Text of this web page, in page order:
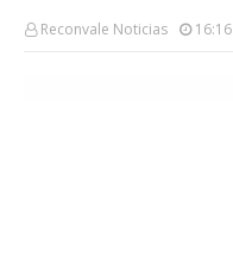
Reconvale Noticias 16:16